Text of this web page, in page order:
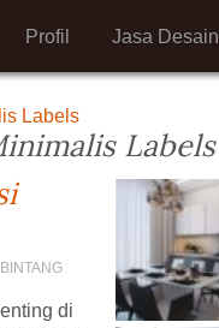
Jasa Desain
Profil
Labels
Labels
di